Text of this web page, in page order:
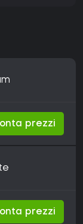
prezzi
prezzi